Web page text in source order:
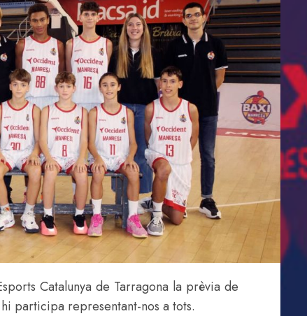
Catalunya de Tarragona la prèvia de
participa representant-nos a tots.